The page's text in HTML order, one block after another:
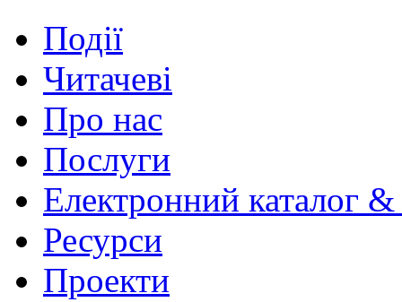
Події
Читачеві
Про нас
Послуги
Електронний каталог
Ресурси
Проекти